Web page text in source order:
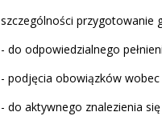
szczególności przygotowanie
- do odpowiedzialnego
- podjęcia obowiązków wobec
- do aktywnego znalezienia